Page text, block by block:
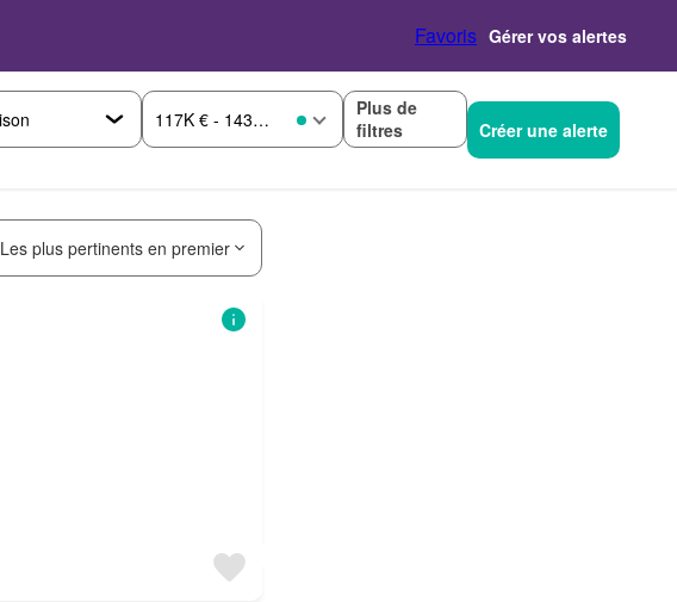
Favoris Gérer vos alertes
117K € - 143K €
Plus de
filtres
Créer une alerte
Les plus pertinents en premier